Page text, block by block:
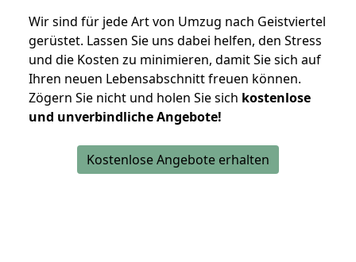
Wir sind für jede Art von Umzug nach Geistviertel
gerüstet. Lassen Sie uns dabei helfen, den Stress
und die Kosten zu minimieren, damit Sie sich auf
Ihren neuen Lebensabschnitt freuen können.
Zögern Sie nicht und holen Sie sich kostenlose
und unverbindliche Angebote!
Kostenlose Angebote erhalten